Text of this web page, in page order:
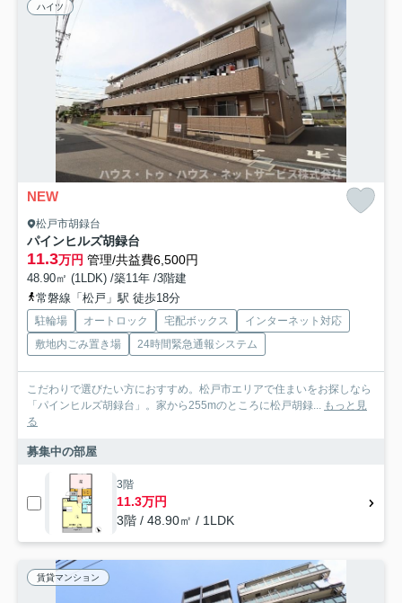
ハイツ
NEW
松戸市胡録台
パインヒルズ胡録台
11.3万円 管理/共益費6,500円
48.90㎡ (1LDK) /築11年 /3階建
常磐線「松戸」駅 徒歩18分
駐輪場 オートロック 宅配ボックス
インターネット対応
敷地内ごみ置き場
24時間緊急通報システム
こだわりで選びたい方におすすめ。松戸市エリアで住まいをお探しなら
「パインヒルズ胡録台」。家から255mのところに松戸胡録... もっと見
る
募集中の部屋
3階
11.3万円
3階 / 48.90㎡ / 1LDK
賃貸マンション